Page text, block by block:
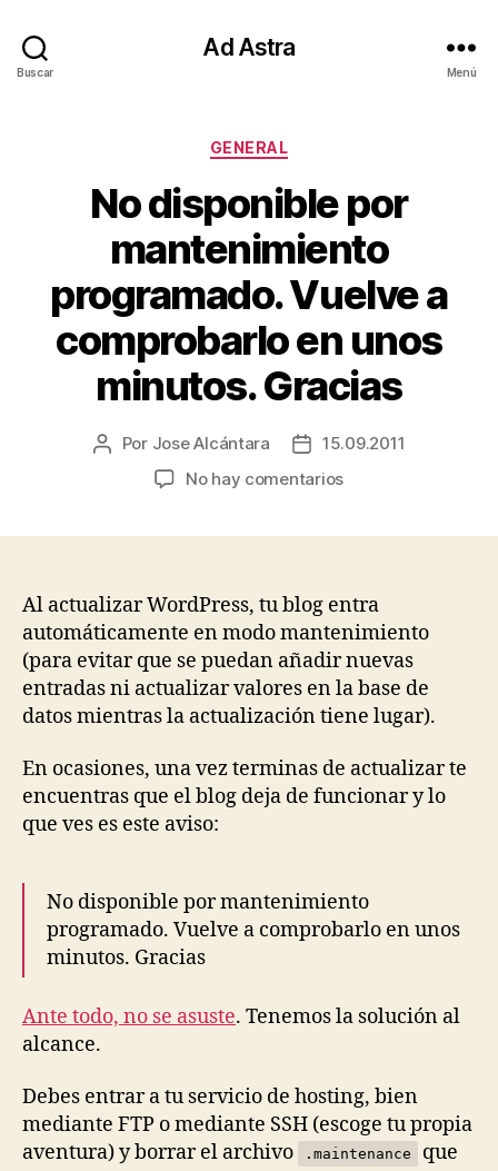
Buscar
Ad Astra
Menú
Categorías
GENERAL
No disponible por
mantenimiento
programado. Vuelve a
comprobarlo en unos
minutos. Gracias
Autor
Por Jose Alcántara
Fecha15.09.2011
No hay comentariosen
programado.
Vuelve
comprobarlo
en
unos
Gracias
Al actualizar WordPress, tu blog entra
automáticamente en modo mantenimiento
(para evitar que se puedan añadir nuevas
entradas ni actualizar valores en la base de
datos mientras la actualización tiene lugar).
En ocasiones, una vez terminas de actualizar te
encuentras que el blog deja de funcionar y lo
que ves es este aviso:
No disponible por mantenimiento
programado. Vuelve a comprobarlo en unos
minutos. Gracias
Ante todo, no se asuste. Tenemos la solución al
alcance.
Debes entrar a tu servicio de hosting, bien
mediante FTP o mediante SSH (escoge tu propia
aventura) y borrar el archivo
.maintenance
que